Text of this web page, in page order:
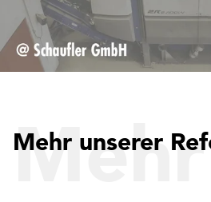
Mehr
Mehr unserer